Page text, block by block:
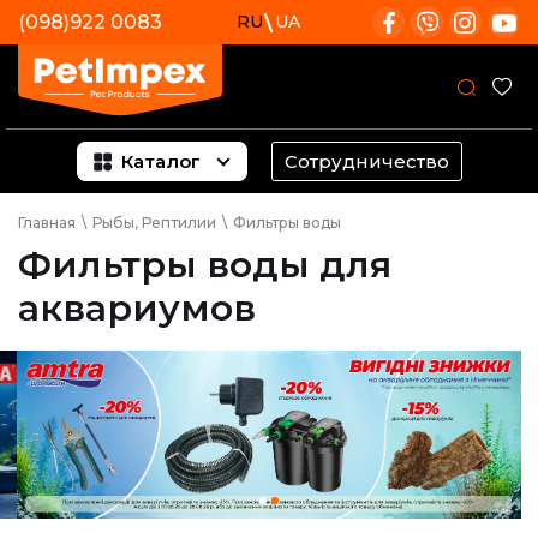
(098)922 0083 RU UA
Каталог Сотрудничество
Главная \ Рыбы, Рептилии \ Фильтры воды
Фильтры воды для
аквариумов